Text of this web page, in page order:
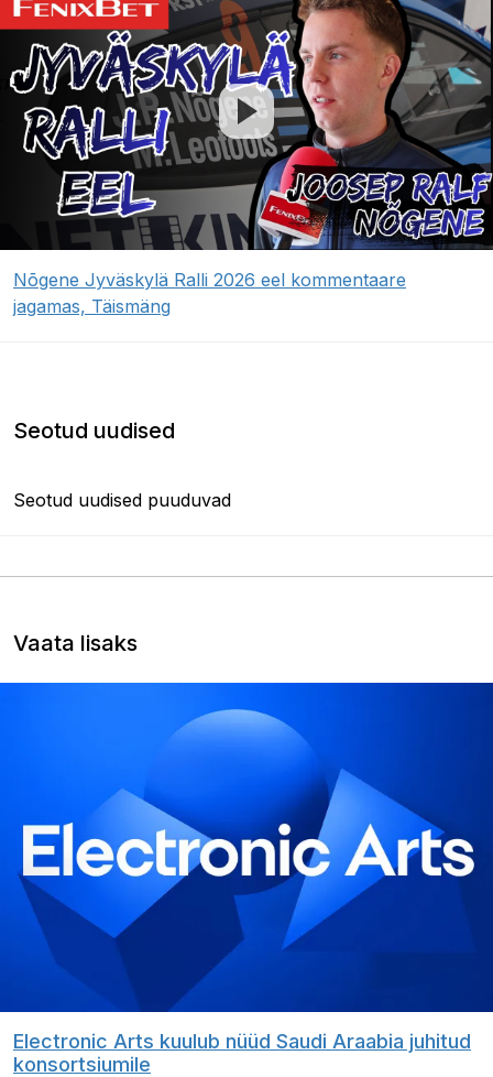
Nõgene Jyväskylä Ralli 2026 eel kommentaare
jagamas, Täismäng
Seotud uudised
Seotud uudised puuduvad
Vaata lisaks
Electronic Arts kuulub nüüd Saudi Araabia juhitud
konsortsiumile